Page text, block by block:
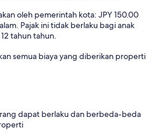
oleh pemerintah kota: JPY 150.00
Pajak ini tidak berlaku bagi anak
tahun tahun.
semua biaya yang diberikan properti
dapat berlaku dan berbeda-beda